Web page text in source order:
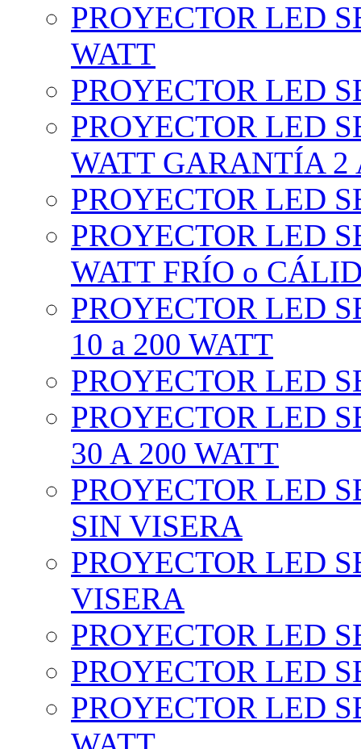
PROYECTOR LED
WATT
PROYECTOR LED
PROYECTOR LED
WATT GARANTÍA 2
PROYECTOR LED
PROYECTOR LED
WATT FRÍO o
PROYECTOR LED
10 a 200 WATT
PROYECTOR LED
PROYECTOR LED
30 A 200 WATT
PROYECTOR LED
SIN VISERA
PROYECTOR LED
VISERA
PROYECTOR LED
PROYECTOR LED
PROYECTOR LED